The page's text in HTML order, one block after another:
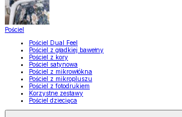
Pościel
Pościel Dual Feel
Pościel z gładkiej bawełny
Pościel z kory
Pościel satynowa
Pościel z mikrowłókna
Pościel z mikropluszu
Pościel z fotodrukiem
Korzystne zestawy
Pościel dziecięca